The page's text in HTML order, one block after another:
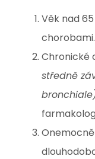
Věk nad
chorobami.
Chronické
středně